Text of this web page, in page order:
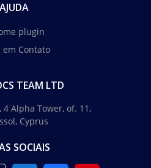
AJUDA
plugin
em Contato
TEAM LTD
4 Alpha Tower, of. 11,
Cyprus
SOCIAIS